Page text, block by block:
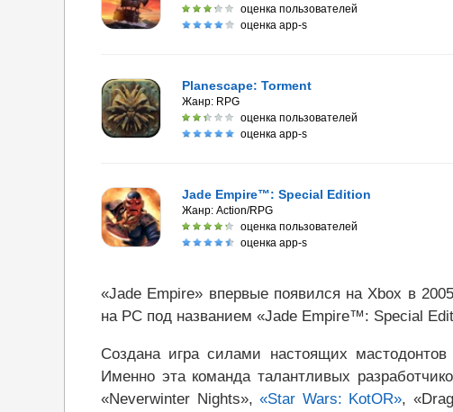
оценка пользователей
оценка app-s
Planescape: Torment
Жанр: RPG
оценка пользователей
оценка app-s
Jade Empire™: Special Edition
Жанр: Action/RPG
оценка пользователей
оценка app-s
«Jade Empire» впервые появился на Xbox в
на PC под названием «Jade Empire™: Special
Создана игра силами настоящих
Именно эта команда талантливых
«Neverwinter Nights»,«Star Wars: KotOR»,